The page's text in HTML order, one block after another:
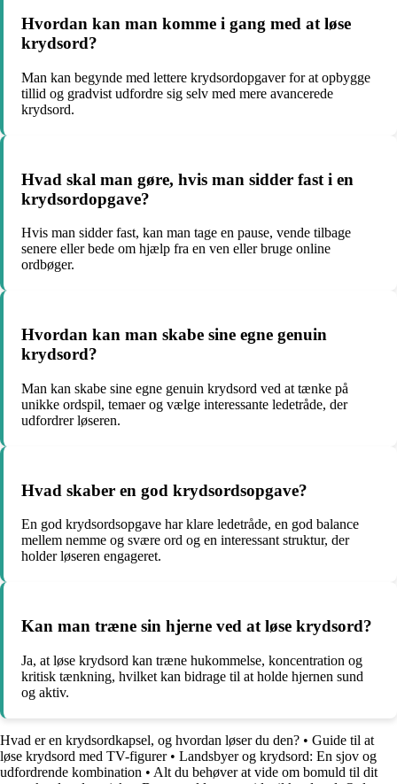
Hvordan kan man komme i gang med at løse
krydsord?
Man kan begynde med lettere krydsordopgaver for at opbygge
tillid og gradvist udfordre sig selv med mere avancerede
krydsord.
Hvad skal man gøre, hvis man sidder fast i en
krydsordopgave?
Hvis man sidder fast, kan man tage en pause, vende tilbage
senere eller bede om hjælp fra en ven eller bruge online
ordbøger.
Hvordan kan man skabe sine egne genuin
krydsord?
Man kan skabe sine egne genuin krydsord ved at tænke på
unikke ordspil, temaer og vælge interessante ledetråde, der
udfordrer løseren.
Hvad skaber en god krydsordsopgave?
En god krydsordsopgave har klare ledetråde, en god balance
mellem nemme og svære ord og en interessant struktur, der
holder løseren engageret.
Kan man træne sin hjerne ved at løse krydsord?
Ja, at løse krydsord kan træne hukommelse, koncentration og
kritisk tænkning, hvilket kan bidrage til at holde hjernen sund
og aktiv.
Hvad er en krydsordkapsel, og hvordan løser du den? • Guide til at
løse krydsord med TV-figurer• Landsbyer og krydsord: En sjov og
udfordrende kombination • Alt du behøver at vide om bomuld til dit